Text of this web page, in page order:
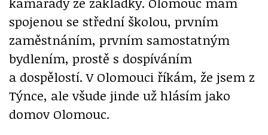
spojenou se střední školou, prvním
zaměstnáním, prvním samostatným
bydlením, prostě s dospíváním
a dospělostí. V Olomouci říkám, že jsem z
Týnce, ale všude jinde už hlásím jako
domov Olomouc.